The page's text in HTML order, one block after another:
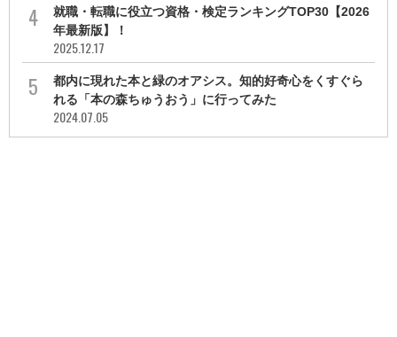
就職・転職に役立つ資格・検定ランキングTOP30【2026
年最新版】！
2025.12.17
都内に現れた本と緑のオアシス。知的好奇心をくすぐら
れる「本の森ちゅうおう」に行ってみた
2024.07.05